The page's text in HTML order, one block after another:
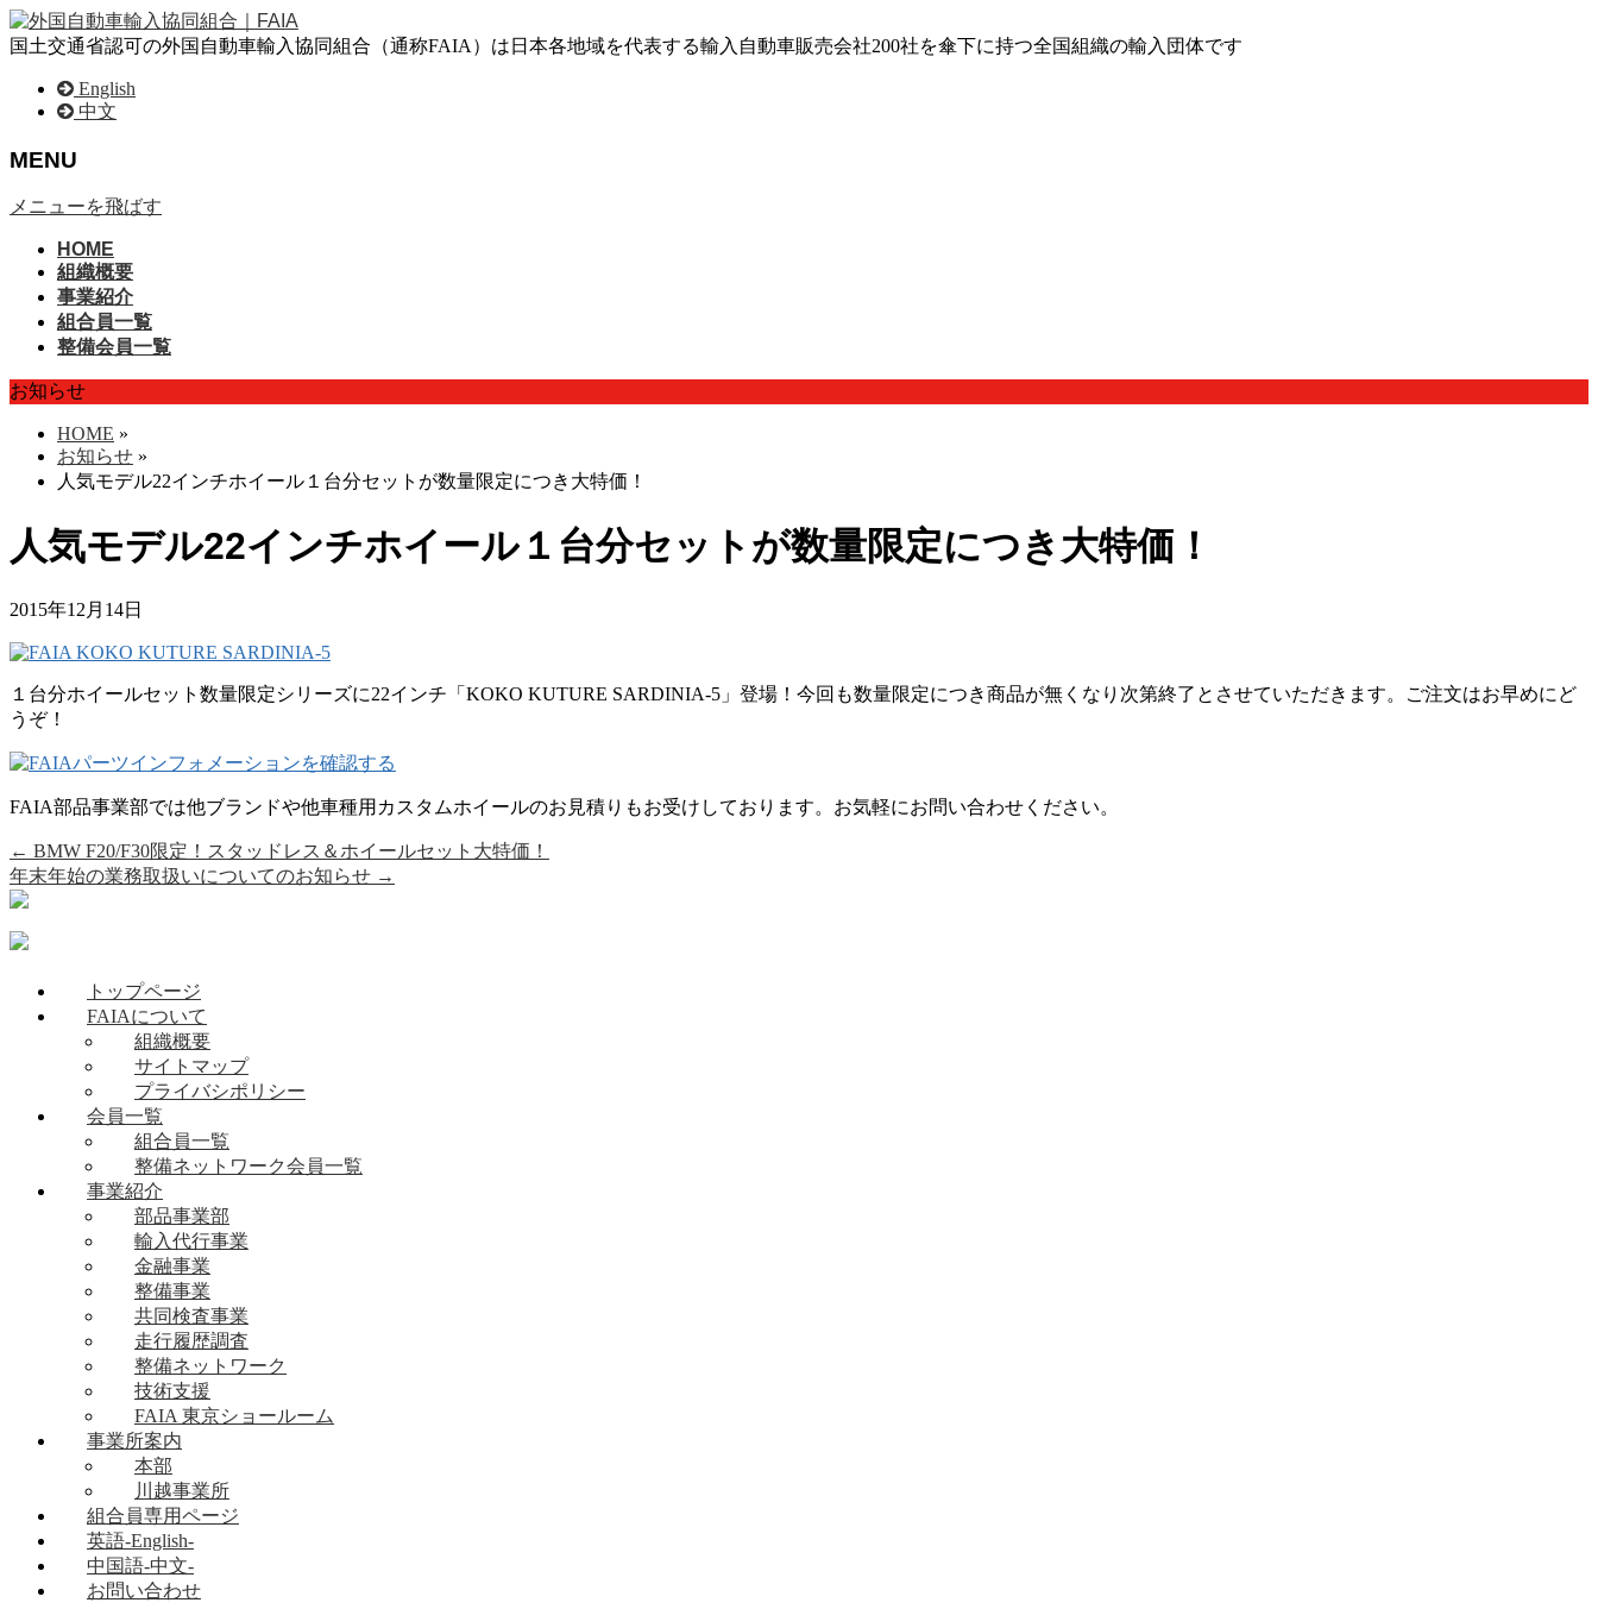
国土交通省認可の外国自動車輸入協同組合（通称FAIA）は日本各地域を代表する輸入自動車販売会社200社を傘下に持つ全国組織の輸入団体です
English
中文
MENU
メニューを飛ばす
HOME
組織概要
事業紹介
組合員一覧
整備会員一覧
お知らせ
HOME »
お知らせ »
人気モデル22インチホイール１台分セットが数量限定につき大特価！
人気モデル22インチホイール１台分セットが数量限定につき大特価！
2015年12月14日
１台分ホイールセット数量限定シリーズに22インチ「KOKO KUTURE SARDINIA-5」登場！今回も数量限定につき商品が無くなり次第終了とさせていただきます。ご注文はお早めにど
うぞ！
FAIA部品事業部では他ブランドや他車種用カスタムホイールのお見積りもお受けしております。お気軽にお問い合わせください。
← BMW F20/F30限定！スタッドレス＆ホイールセット大特価！
年末年始の業務取扱いについてのお知らせ →
トップページ
FAIAについて
組織概要
サイトマップ
プライバシポリシー
会員一覧
組合員一覧
整備ネットワーク会員一覧
事業紹介
部品事業部
輸入代行事業
金融事業
整備事業
共同検査事業
走行履歴調査
整備ネットワーク
技術支援
FAIA 東京ショールーム
事業所案内
本部
川越事業所
組合員専用ページ
英語-English-
中国語-中文-
お問い合わせ